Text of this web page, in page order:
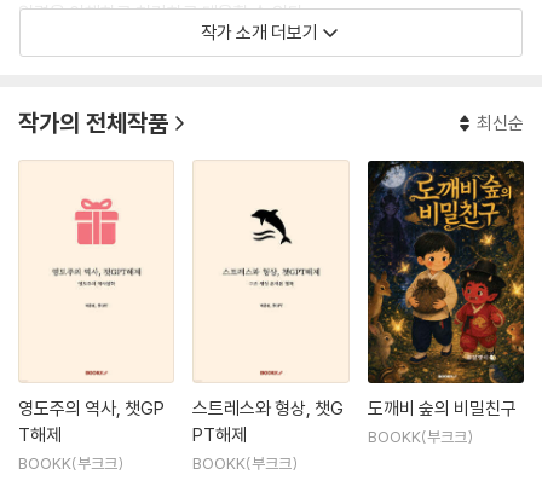
입력을 이해하고 처리하고 대응할 수 있다.
더욱 업그레이드한 ‘GPT-3.5’ 언어 기술을 기반으로 한다. 다음 텍스트가
무엇인지까지 예측하며 글을 생성할 수 있는 모델이다. 대화의 주제는 지
식과 정보뿐 아니라 창의적 아이디어와 문제의 해결방안을 제시하는 등 매
우 광범위하다. 오픈AI는 편견이 없고 공손한 태도로 도움이 되는 정보를
제공하도록 설계되었다. 혐오스럽거나 차별적인 발언을 하지 않으며 불쾌
하거나 유해하다고 간주될 수 있는 언어를 피하도록 프로그램되어 있다.
가끔 잘못되거나 편향적인 정보를 제공할 수 있다.
작가 소개 더보기
작가의 전체작품 최신순
영도주의 역사, 챗GP
T해제
BOOKK(부크크)
스트레스와 형상, 챗G
PT해제
BOOKK(부크크)
도깨비 숲의 비밀친구
BOOKK(부크크)